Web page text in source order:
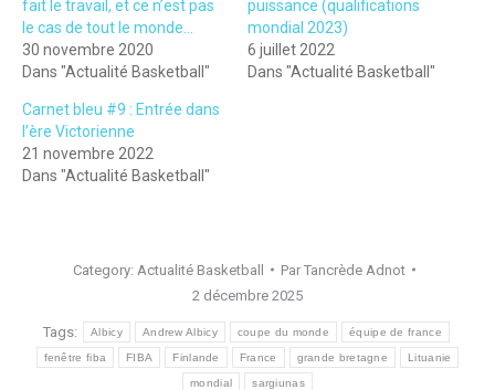
fait le travail, et ce n’est pas
le cas de tout le monde…
30 novembre 2020
Dans "Actualité Basketball"
puissance (qualifications
mondial 2023)
6 juillet 2022
Dans "Actualité Basketball"
Carnet bleu #9 : Entrée dans
l’ère Victorienne
21 novembre 2022
Dans "Actualité Basketball"
Category: Actualité Basketball Par Tancrède Adnot
2 décembre 2025
Tags: Albicy Andrew Albicy coupe du monde équipe de france
fenêtre fiba FIBA Finlande France grande bretagne Lituanie
mondial sargiunas